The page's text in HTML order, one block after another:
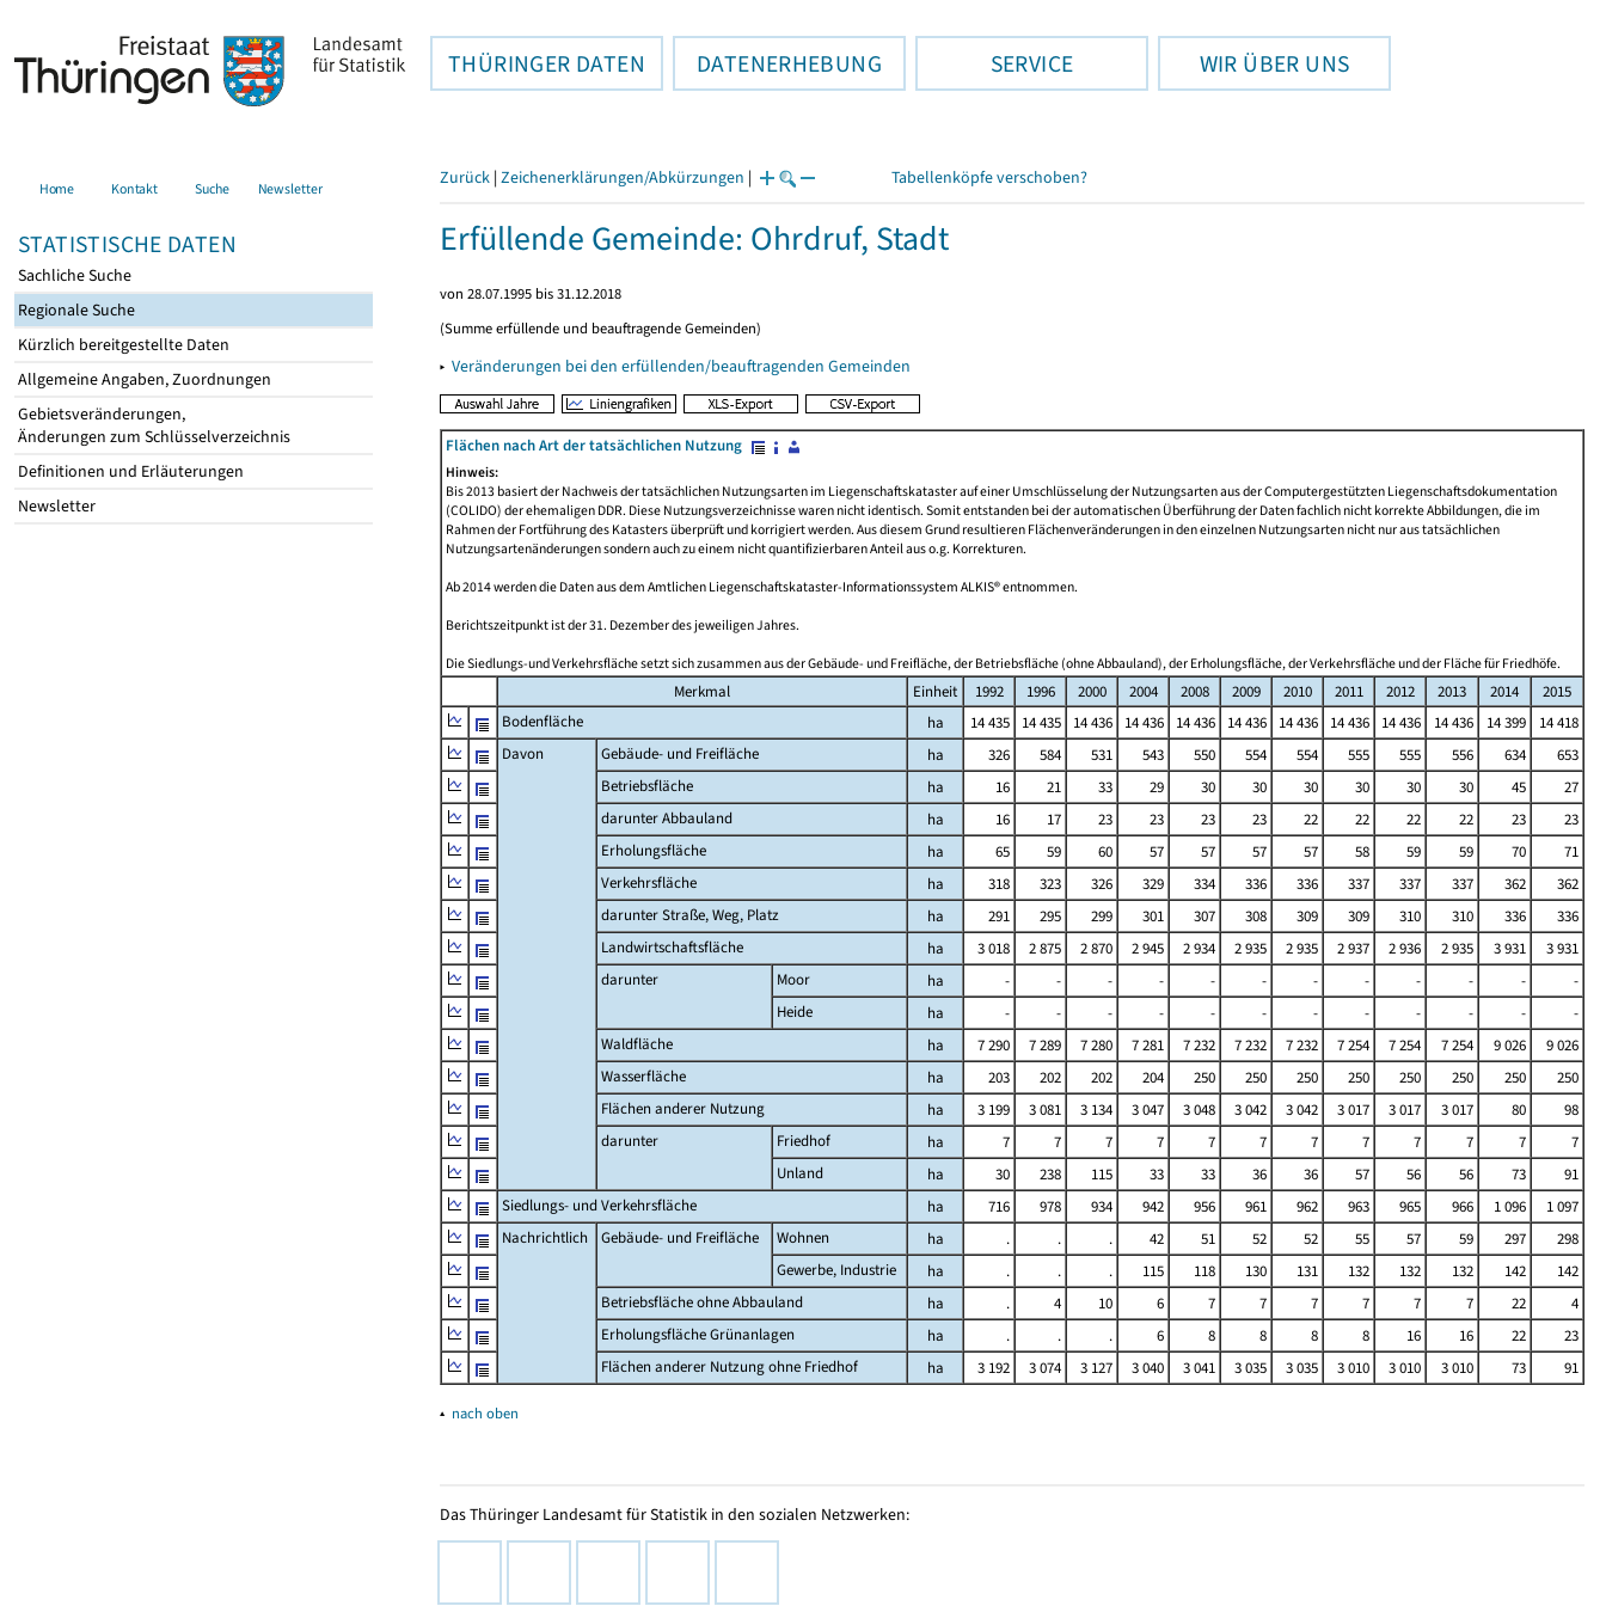
THÜRINGER DATEN DATENERHEBUNG SERVICE WIR ÜBER UNS
Home Kontakt Suche Newsletter
STATISTISCHE DATEN
Sachliche Suche
Regionale Suche
Kürzlich bereitgestellte Daten
Allgemeine Angaben, Zuordnungen
Gebietsveränderungen,
Änderungen zum Schlüsselverzeichnis
Definitionen und Erläuterungen
Newsletter
Zurück | Zeichenerklärungen/Abkürzungen | Tabellenköpfe verschoben?
Erfüllende Gemeinde: Ohrdruf, Stadt
von 28.07.1995 bis 31.12.2018
(Summe erfüllende und beauftragende Gemeinden)
▸ Veränderungen bei den erfüllenden/beauftragenden Gemeinden
Flächen nach Art der tatsächlichen Nutzung
Hinweis:
Bis 2013 basiert der Nachweis der tatsächlichen Nutzungsarten im Liegenschaftskataster auf einer Umschlüsselung der Nutzungsarten aus der Computergestützten Liegenschaftsdokumentation
(COLIDO) der ehemaligen DDR. Diese Nutzungsverzeichnisse waren nicht identisch. Somit entstanden bei der automatischen Überführung der Daten fachlich nicht korrekte Abbildungen, die im
Rahmen der Fortführung des Katasters überprüft und korrigiert werden. Aus diesem Grund resultieren Flächenveränderungen in den einzelnen Nutzungsarten nicht nur aus tatsächlichen
Nutzungsartenänderungen sondern auch zu einem nicht quantifizierbaren Anteil aus o.g. Korrekturen.
Ab 2014 werden die Daten aus dem Amtlichen Liegenschaftskataster-Informationssystem ALKIS® entnommen.
Berichtszeitpunkt ist der 31. Dezember des jeweiligen Jahres.
Die Siedlungs-und Verkehrsfläche setzt sich zusammen aus der Gebäude- und Freifläche, der Betriebsfläche (ohne Abbauland), der Erholungsfläche, der Verkehrsfläche und der Fläche für Friedhöfe.
Merkmal Einheit 1992 1996 2000 2004 2008 2009 2010 2011 2012 2013 2014
2015
Bodenfläche
ha 14 435 14 435 14 436 14 436 14 436 14 436 14 436 14 436 14 436 14 436 14 399
14 418
Davon
Gebäude- und Freifläche ha 326 584 531 543 550 554 554 555 555 556 634
653
Betriebsfläche
ha 16 21 33 29 30 30 30 30 30 30 45
27
darunter Abbauland
ha 16 17 23 23 23 23 22 22 22 22 23
23
Erholungsfläche
ha 65 59 60 57 57 57 57 58 59 59 70
71
Verkehrsfläche
ha 318 323 326 329 334 336 336 337 337 337 362
362
darunter Straße, Weg, Platz
ha 291 295 299 301 307 308 309 309 310 310 336
336
Landwirtschaftsfläche
ha 3 018 2 875 2 870 2 945 2 934 2 935 2 935 2 937 2 936 2 935 3 931
3 931
darunter
Moor ha - - - - - - - - - - -
-
Heide
ha - - - - - - - - - - -
-
Waldfläche
ha 7 290 7 289 7 280 7 281 7 232 7 232 7 232 7 254 7 254 7 254 9 026
9 026
Wasserfläche
ha 203 202 202 204 250 250 250 250 250 250 250
250
Flächen anderer Nutzung
ha 3 199 3 081 3 134 3 047 3 048 3 042 3 042 3 017 3 017 3 017 80
98
darunter
Friedhof ha 7 7 7 7 7 7 7 7 7 7 7
7
Unland
ha 30 238 115 33 33 36 36 57 56 56 73
91
Siedlungs- und Verkehrsfläche
ha 716 978 934 942 956 961 962 963 965 966 1 096
1 097
Nachrichtlich
Gebäude- und Freifläche Wohnen ha . . . 42 51 52 52 55 57 59 297
298
Gewerbe, Industrie
ha . . . 115 118 130 131 132 132 132 142
142
Betriebsfläche ohne Abbauland
ha . 4 10 6 7 7 7 7 7 7 22
4
Erholungsfläche Grünanlagen
ha . . . 6 8 8 8 8 16 16 22
23
Flächen anderer Nutzung ohne Friedhof
ha 3 192 3 074 3 127 3 040 3 041 3 035 3 035 3 010 3 010 3 010 73 91
▴ nach oben
Das Thüringer Landesamt für Statistik in den sozialen Netzwerken: